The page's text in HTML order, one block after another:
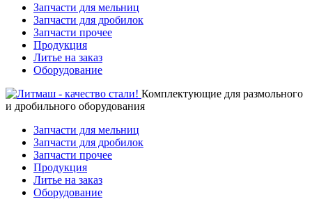
Запчасти для мельниц
Запчасти для дробилок
Запчасти прочее
Продукция
Литье на заказ
Оборудование
Комплектующие для размольного
и дробильного оборудования
Запчасти для мельниц
Запчасти для дробилок
Запчасти прочее
Продукция
Литье на заказ
Оборудование